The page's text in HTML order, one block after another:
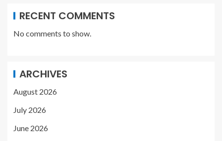
RECENT COMMENTS
No comments to show.
ARCHIVES
August 2026
July 2026
June 2026